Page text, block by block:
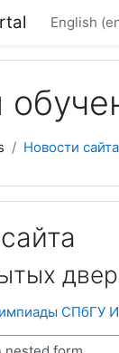
English
Новости сайта
СПбГУ